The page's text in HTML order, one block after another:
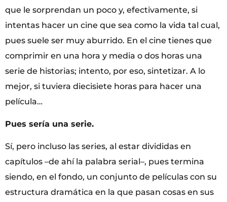
que le sorprendan un poco y, efectivamente, si
intentas hacer un cine que sea como la vida tal cual,
pues suele ser muy aburrido. En el cine tienes que
comprimir en una hora y media o dos horas una
serie de historias; intento, por eso, sintetizar. A lo
mejor, si tuviera diecisiete horas para hacer una
película…
Pues sería una serie.
Sí, pero incluso las series, al estar divididas en
capítulos –de ahí la palabra serial–, pues termina
siendo, en el fondo, un conjunto de películas con su
estructura dramática en la que pasan cosas en sus